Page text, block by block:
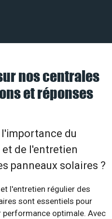
nos centrales
et réponses
du
de l'entretien
panneaux solaires ?
l'entretien régulier des
sont essentiels pour
performance optimale. Avec